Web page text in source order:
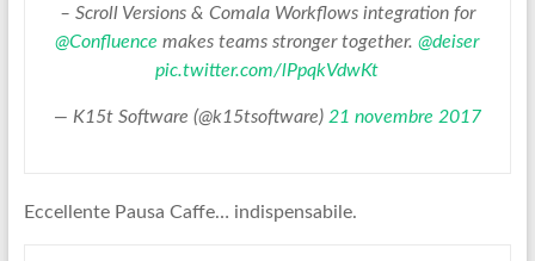
– Scroll Versions & Comala Workflows integration for
@Confluence makes teams stronger together.@deiser
pic.twitter.com/lPpqkVdwKt
— K15t Software (@k15tsoftware) 21 novembre 2017
Eccellente Pausa Caffe… indispensabile.